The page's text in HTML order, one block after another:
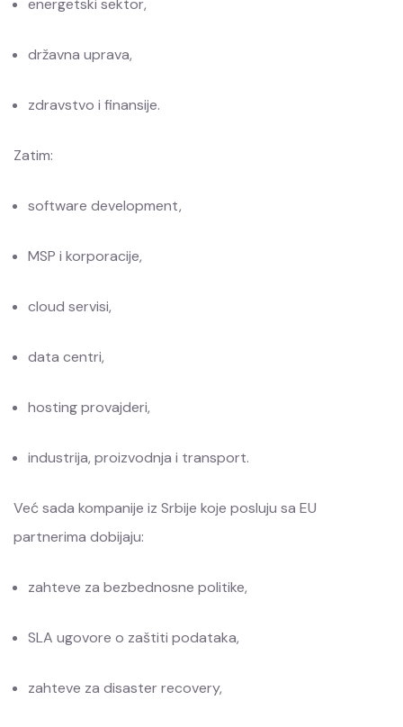
državna uprava,
zdravstvo i finansije.
Zatim:
software development,
MSP i korporacije,
cloud servisi,
data centri,
hosting provajderi,
industrija, proizvodnja i transport.
Već sada kompanije iz Srbije koje posluju sa EU
partnerima dobijaju:
zahteve za bezbednosne politike,
SLA ugovore o zaštiti podataka,
zahteve za disaster recovery,